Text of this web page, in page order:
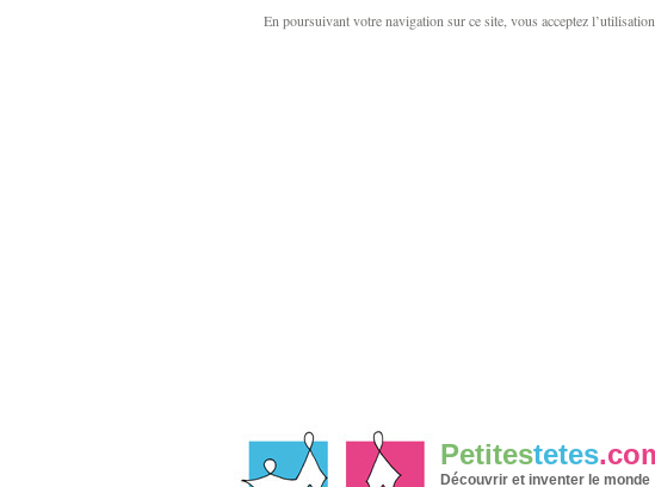
En poursuivant votre navigation sur ce site, vous acceptez
Petitestetes
Découvrir et inventer le monde